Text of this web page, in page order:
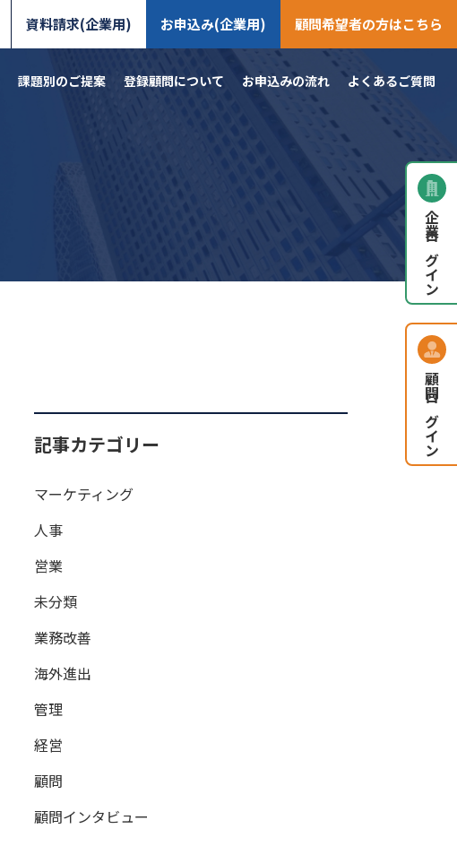
資料請求(企業用) お申込み(企業用) 顧問希望者の方はこちら
課題別のご提案 登録顧問について お申込みの流れ よくあるご質問
企業ログイン
顧問ログイン
記事カテゴリー
マーケティング
人事
営業
未分類
業務改善
海外進出
管理
経営
顧問
顧問インタビュー